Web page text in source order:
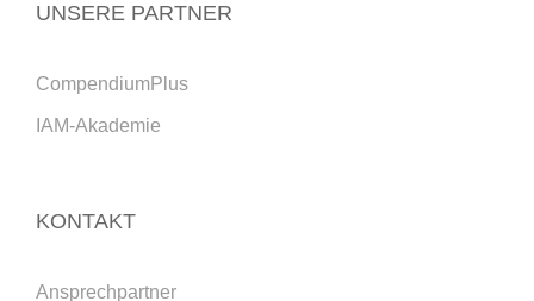
UNSERE PARTNER
CompendiumPlus
IAM-Akademie
KONTAKT
Ansprechpartner